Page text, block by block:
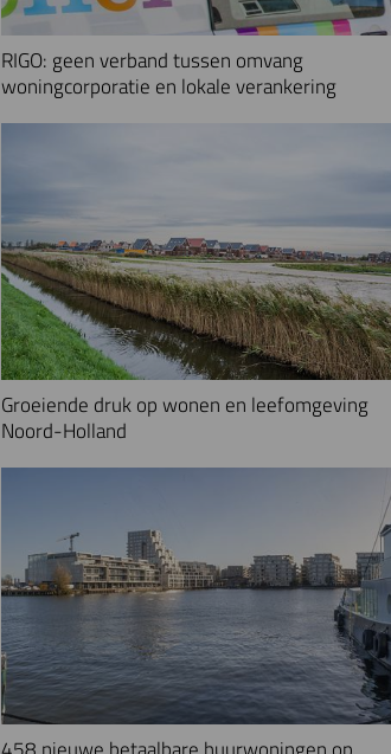
RIGO: geen verband tussen omvang
woningcorporatie en lokale verankering
Groeiende druk op wonen en leefomgeving
Noord-Holland